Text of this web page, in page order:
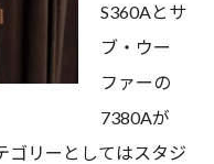
S360Aとサ
ブ・ウー
ファーの
7380Aが
ゴリーとしてはスタジ